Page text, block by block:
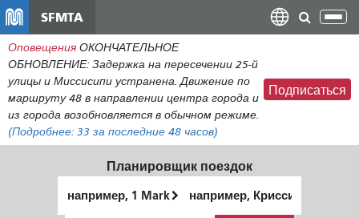
содержанию
SFMTA
Оповещения ОКОНЧАТЕЛЬНОЕ
ОБНОВЛЕНИЕ: Задержка на пересечении 25-й
улицы и Миссисипи устранена. Движение по
маршруту 48 в направлении центра города и
из города возобновляется в обычном режиме.
(Подробнее: 33 за последние 48 часов)
Подписаться
Планировщик поездок
местоположение
окончания